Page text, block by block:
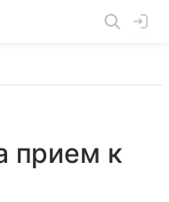
прием к